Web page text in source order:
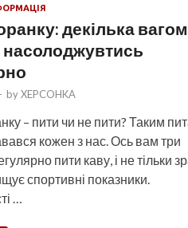
декілька
- byXEPCOHKA
– пити чи не пити? Таким
кожен з нас. Ось вам три
пити каву, і не тільки
спортивні показники.
…